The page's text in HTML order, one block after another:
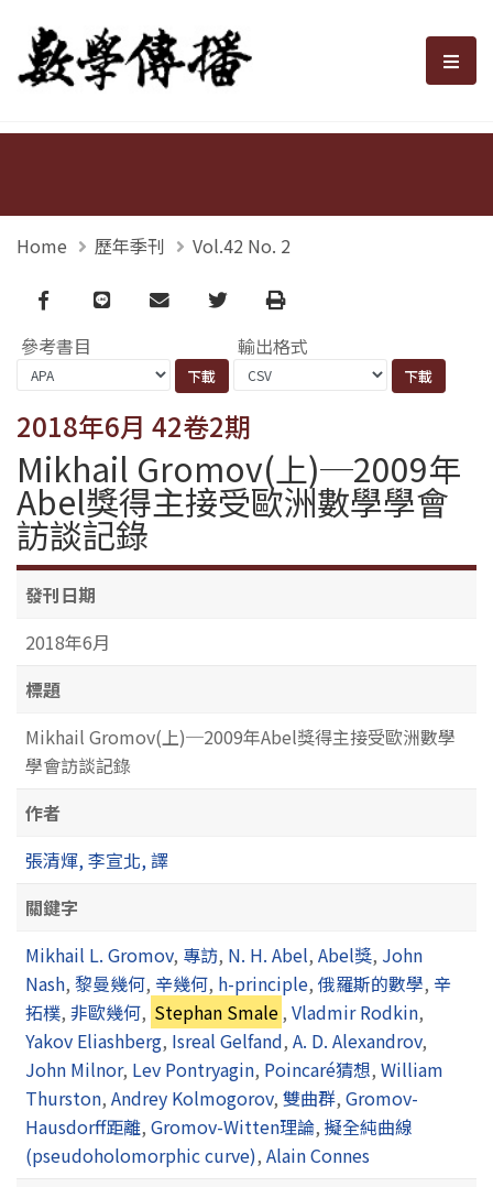
數學傳播 選
Home 歷年季刊 Vol.42 No. 2
Facebook
line email TwitterPrint
參考書目 輸出格式
2018年6月 42卷2期
Mikhail Gromov(上)─2009年
Abel獎得主接受歐洲數學學會
訪談記錄
發刊日期
2018年6月
標題
Mikhail Gromov(上)─2009年Abel獎得主接受歐洲數學
學會訪談記錄
作者
張清煇, 李宣北, 譯
關鍵字
Mikhail L. Gromov, 專訪, N. H. Abel, Abel獎, John
Nash, 黎曼幾何, 辛幾何, h-principle, 俄羅斯的數學, 辛
拓樸, 非歐幾何, Stephan Smale,Vladmir Rodkin,
Yakov Eliashberg, Isreal Gelfand, A. D. Alexandrov,
John Milnor, Lev Pontryagin, Poincaré猜想, William
Thurston, Andrey Kolmogorov, 雙曲群, Gromov-
Hausdorff距離, Gromov-Witten理論, 擬全純曲線
(pseudoholomorphic curve), Alain Connes